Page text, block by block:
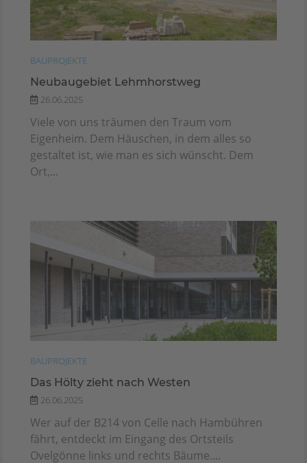
BAUPROJEKTE
Neubaugebiet Lehmhorstweg
26.06.2025
Viele von uns träumen den Traum vom
Eigenheim. Dem Häuschen, in dem alles so
gestaltet ist, wie man es sich wünscht. Dem
Ort,...
BAUPROJEKTE
Das Hölty zieht nach Westen
26.06.2025
Wer auf der B214 von Celle nach Hambühren
fährt, entdeckt im Eingang des Ortsteils
Ovelgönne links und rechts Bäume....